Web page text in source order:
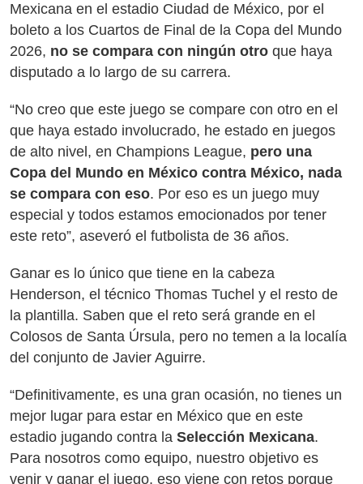
Mexicana en el estadio Ciudad de México, por el
boleto a los Cuartos de Final de la Copa del Mundo
2026, no se compara con ningún otro que haya
disputado a lo largo de su carrera.
“No creo que este juego se compare con otro en el
que haya estado involucrado, he estado en juegos
de alto nivel, en Champions League, pero una
Copa del Mundo en México contra México, nada
se compara con eso. Por eso es un juego muy
especial y todos estamos emocionados por tener
este reto”, aseveró el futbolista de 36 años.
Ganar es lo único que tiene en la cabeza
Henderson, el técnico Thomas Tuchel y el resto de
la plantilla. Saben que el reto será grande en el
Colosos de Santa Úrsula, pero no temen a la localía
del conjunto de Javier Aguirre.
“Definitivamente, es una gran ocasión, no tienes un
mejor lugar para estar en México que en este
estadio jugando contra la Selección Mexicana.
Para nosotros como equipo, nuestro objetivo es
venir y ganar el juego, eso viene con retos porque